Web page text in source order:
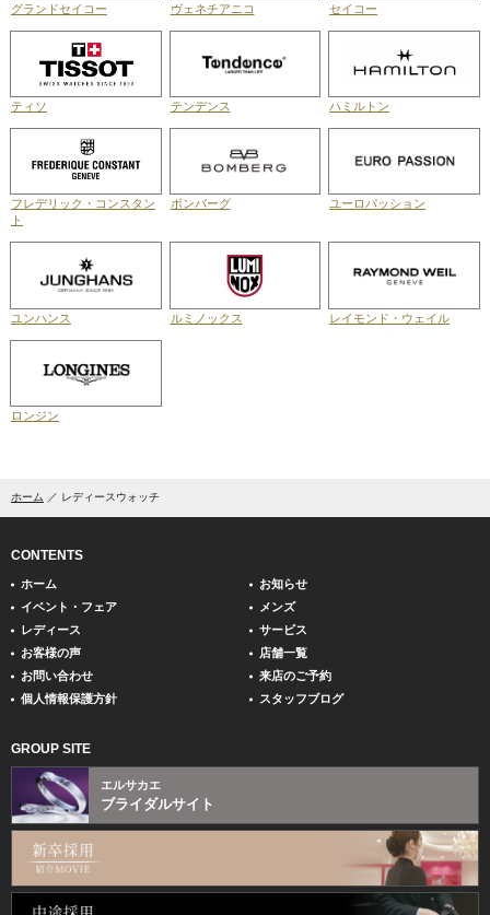
グランドセイコー ヴェネチアニコ セイコー
ティソ テンデンス ハミルトン
フレデリック・コンスタン
ト
ボンバーグ ユーロパッション
ユンハンス ルミノックス レイモンド・ウェイル
ロンジン
ホーム レディースウォッチ
CONTENTS
ホーム
お知らせ
イベント・フェア
メンズ
レディース
サービス
お客様の声
店舗一覧
お問い合わせ
来店のご予約
個人情報保護方針
スタッフブログ
GROUP SITE
エルサカエ
ブライダルサイト